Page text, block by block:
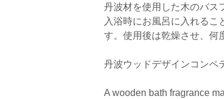
丹波材を使用した木のバス
入浴時にお風呂に入れるこ
す。使用後は乾燥させ、何
丹波ウッドデザインコン
A wooden bath fragrance